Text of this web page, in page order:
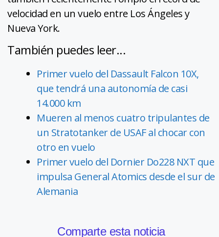
velocidad en un vuelo entre Los Ángeles y
Nueva York.
También puedes leer...
Primer vuelo del Dassault Falcon 10X,
que tendrá una autonomía de casi
14.000 km
Mueren al menos cuatro tripulantes de
un Stratotanker de USAF al chocar con
otro en vuelo
Primer vuelo del Dornier Do228 NXT que
impulsa General Atomics desde el sur de
Alemania
Comparte esta noticia